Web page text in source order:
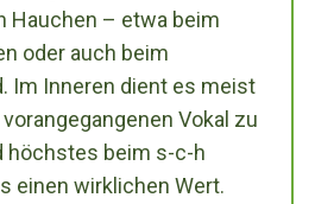
Hauchen – etwa beim
oder auch beim
Im Inneren dient es meist
Vokal zu
höchstes beim s-c-h
einen wirklichen Wert.